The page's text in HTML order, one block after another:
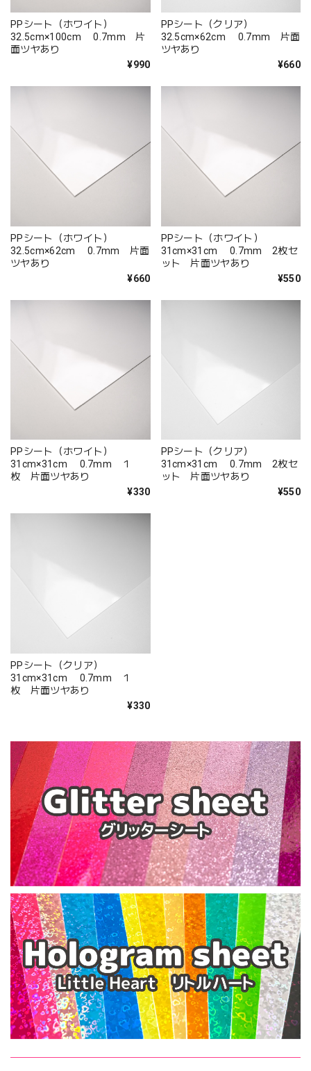
PPシート（ホワイト）
32.5cm×100cm 0.7mm 片
面ツヤあり
¥990
PPシート（クリア）
32.5cm×62cm 0.7mm 片面
ツヤあり
¥660
PPシート（ホワイト）
32.5cm×62cm 0.7mm 片面
ツヤあり
¥660
PPシート（ホワイト）
31cm×31cm 0.7mm 2枚セ
ット 片面ツヤあり
¥550
PPシート（ホワイト）
31cm×31cm 0.7mm １
枚 片面ツヤあり
¥330
PPシート（クリア）
31cm×31cm 0.7mm 2枚セ
ット 片面ツヤあり
¥550
PPシート（クリア）
31cm×31cm 0.7mm １
枚 片面ツヤあり
¥330